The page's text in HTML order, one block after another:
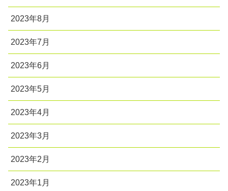
2023年8月
2023年7月
2023年6月
2023年5月
2023年4月
2023年3月
2023年2月
2023年1月